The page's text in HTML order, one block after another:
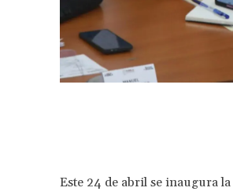
Este 24 de abril se inaugura la